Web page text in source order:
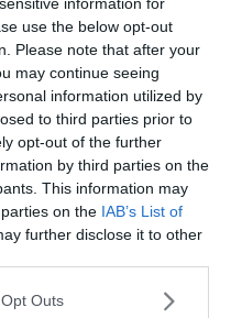
use the below opt-out
Please note that after your
may continue seeing
information utilized by
to third parties prior to
opt-out of the further
by third parties on the
This information may
on the IAB’s List of
further disclose it to other
Outs
Pro Loco: è la
nel 2026
di S.Ilario
della
una cordata di
possono